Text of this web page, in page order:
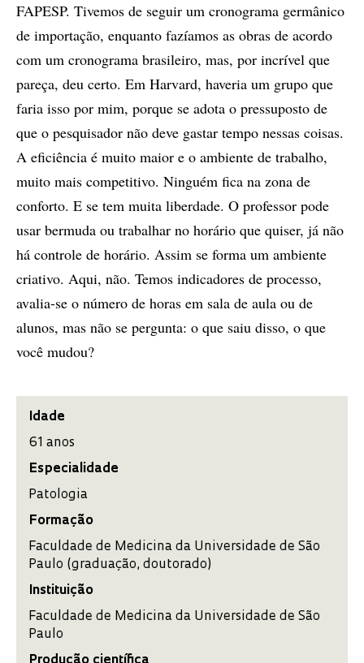
FAPESP. Tivemos de seguir um cronograma germânico
de importação, enquanto fazíamos as obras de acordo
com um cronograma brasileiro, mas, por incrível que
pareça, deu certo. Em Harvard, haveria um grupo que
faria isso por mim, porque se adota o pressuposto de
que o pesquisador não deve gastar tempo nessas coisas.
A eficiência é muito maior e o ambiente de trabalho,
muito mais competitivo. Ninguém fica na zona de
conforto. E se tem muita liberdade. O professor pode
usar bermuda ou trabalhar no horário que quiser, já não
há controle de horário. Assim se forma um ambiente
criativo. Aqui, não. Temos indicadores de processo,
avalia-se o número de horas em sala de aula ou de
alunos, mas não se pergunta: o que saiu disso, o que
você mudou?
Idade
61 anos
Especialidade
Patologia
Formação
Faculdade de Medicina da Universidade de São
Paulo (graduação, doutorado)
Instituição
Faculdade de Medicina da Universidade de São
Paulo